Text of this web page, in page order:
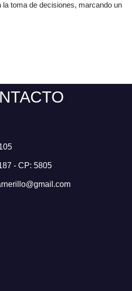
la toma de decisiones, marcando un
- CP: 5805